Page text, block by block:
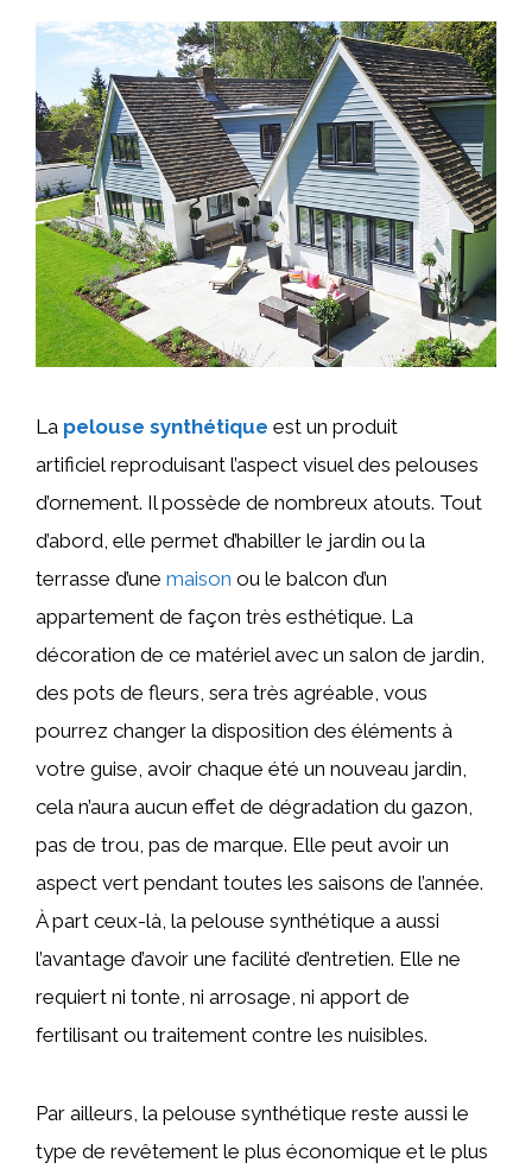
La pelouse synthétique est un produit
artificiel reproduisant l’aspect visuel des pelouses
d’ornement. Il possède de nombreux atouts. Tout
d’abord, elle permet d’habiller le jardin ou la
terrasse d’une maison ou le balcon d’un
appartement de façon très esthétique. La
décoration de ce matériel avec un salon de jardin,
des pots de fleurs, sera très agréable, vous
pourrez changer la disposition des éléments à
votre guise, avoir chaque été un nouveau jardin,
cela n’aura aucun effet de dégradation du gazon,
pas de trou, pas de marque. Elle peut avoir un
aspect vert pendant toutes les saisons de l’année.
À part ceux-là, la pelouse synthétique a aussi
l’avantage d’avoir une facilité d’entretien. Elle ne
requiert ni tonte, ni arrosage, ni apport de
fertilisant ou traitement contre les nuisibles.
Par ailleurs, la pelouse synthétique reste aussi le
type de revêtement le plus économique et le plus